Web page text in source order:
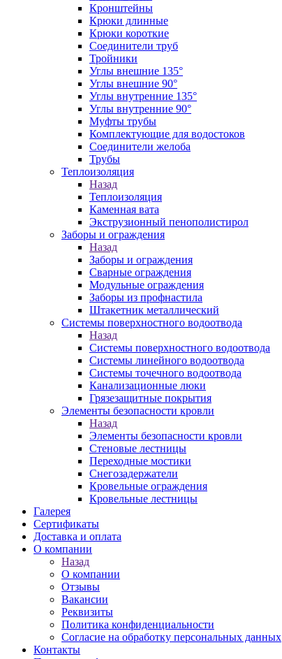
Кронштейны
Крюки длинные
Крюки короткие
Соединители труб
Тройники
Углы внешние 135°
Углы внешние 90°
Углы внутренние 135°
Углы внутренние 90°
Муфты трубы
Комплектующие для водостоков
Соединители желоба
Трубы
Теплоизоляция
Назад
Теплоизоляция
Каменная вата
Экструзионный пенополистирол
Заборы и ограждения
Назад
Заборы и ограждения
Сварные ограждения
Модульные ограждения
Заборы из профнастила
Штакетник металлический
Системы поверхностного водоотвода
Назад
Системы поверхностного водоотвода
Системы линейного водоотвода
Системы точечного водоотвода
Канализационные люки
Грязезащитные покрытия
Элементы безопасности кровли
Назад
Элементы безопасности кровли
Стеновые лестницы
Переходные мостики
Снегозадержатели
Кровельные ограждения
Кровельные лестницы
Галерея
Сертификаты
Доставка и оплата
О компании
Назад
О компании
Отзывы
Вакансии
Реквизиты
Политика конфиденциальности
Согласие на обработку персональных данных
Контакты